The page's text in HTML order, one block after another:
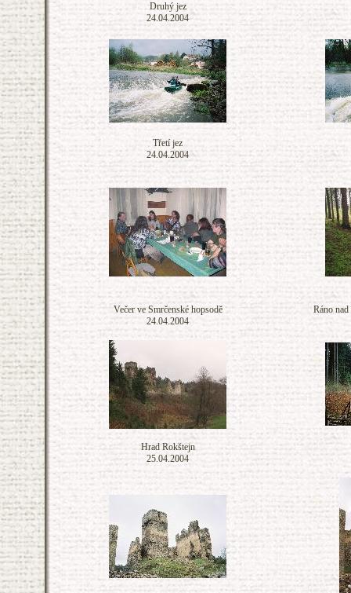
Druhý jez
24.04.2004
Třetí jez
24.04.2004
Večer ve Smrčenské hopsodě
24.04.2004
Ráno
Hrad Rokštejn
25.04.2004